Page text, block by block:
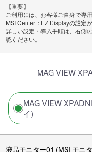
【重要】
ご利用には、お客様ご自身で専
MSI Center：EZ Displayの設定が
詳しい設定・導入手順は、右側
認ください。
MAG VIEW
MAG VIEW
イ)
液晶モニター01 (MSI モニ